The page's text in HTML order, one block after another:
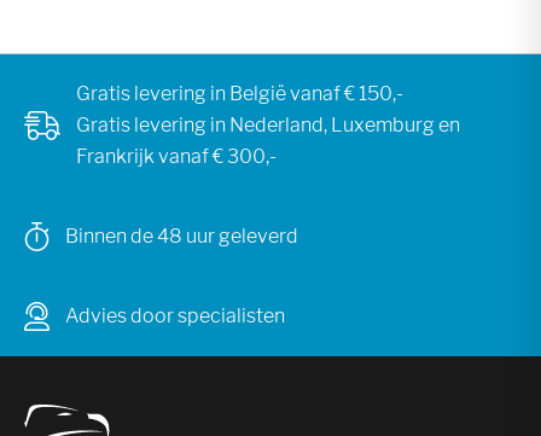
Gratis levering in België vanaf € 150,-
Gratis levering in Nederland, Luxemburg en
Frankrijk vanaf € 300,-
Binnen de 48 uur geleverd
Advies door specialisten